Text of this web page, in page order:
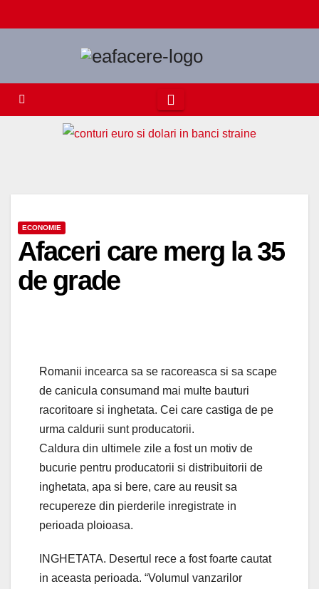
to
ECONOMIE
Afaceri care merg la 35
de grade
Romanii incearca sa se racoreasca si sa scape
de canicula consumand mai multe bauturi
racoritoare si inghetata. Cei care castiga de pe
urma caldurii sunt producatorii.
Caldura din ultimele zile a fost un motiv de
bucurie pentru producatorii si distribuitorii de
inghetata, apa si bere, care au reusit sa
recupereze din pierderile inregistrate in
perioada ploioasa.
INGHETATA. Desertul rece a fost foarte cautat
in aceasta perioada. “Volumul vanzarilor